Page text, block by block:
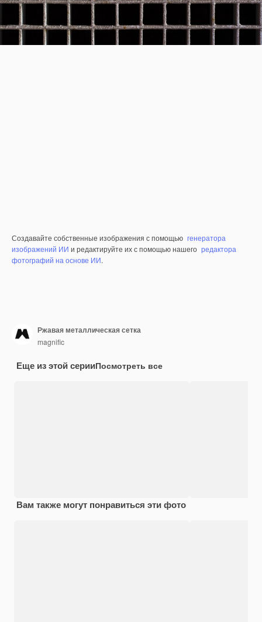
Создавайте собственные изображения с помощью генератора
изображений ИИ и редактируйте их с помощью нашего редактора
фотографий на основе ИИ.
Ржавая металлическая сетка
magnific
Еще из этой серииПосмотреть все
Вам также могут понравиться эти фото